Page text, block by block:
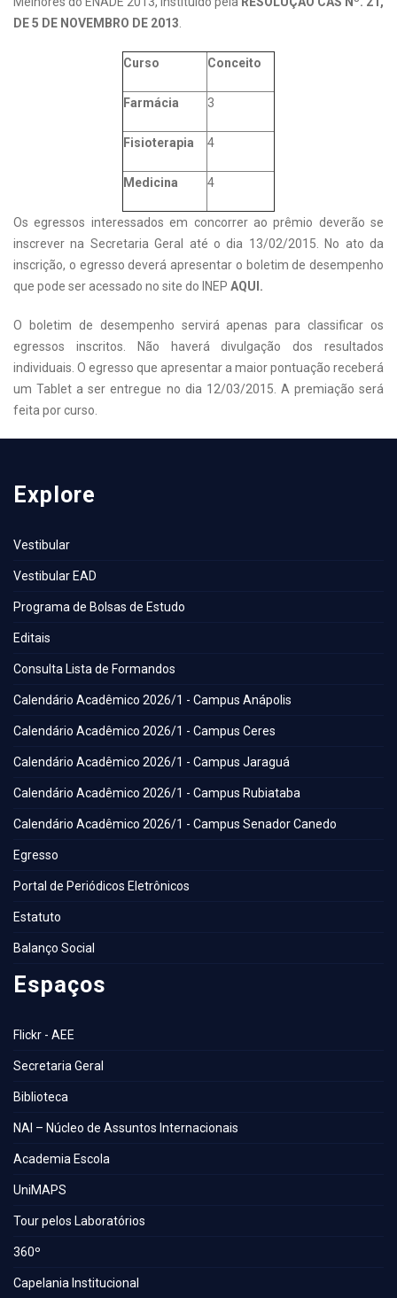
DE 5 DE NOVEMBRO DE 2013
Curso Conceito
Farmácia 3
Fisioterapia 4
Medicina 4
Os egressos interessados em concorrer ao prêmio deverão se
inscrever na Secretaria Geral até o dia 13/02/2015. No ato da
inscrição, o egresso deverá apresentar o boletim de desempenho
que pode ser acessado no site do INEP AQUI .
O boletim de desempenho servirá apenas para classificar os
egressos inscritos. Não haverá divulgação dos resultados
individuais. O egresso que apresentar a maior pontuação receberá
um Tablet a ser entregue no dia 12/03/2015. A premiação será
feita por curso.
Explore
Vestibular
Vestibular EAD
Programa de Bolsas de Estudo
Editais
Consulta Lista de Formandos
Calendário Acadêmico 2026/1 - Campus Anápolis
Calendário Acadêmico 2026/1 - Campus Ceres
Calendário Acadêmico 2026/1 - Campus Jaraguá
Calendário Acadêmico 2026/1 - Campus Rubiataba
Calendário Acadêmico 2026/1 - Campus Senador Canedo
Egresso
Portal de Periódicos Eletrônicos
Estatuto
Balanço Social
Espaços
Flickr - AEE
Secretaria Geral
Biblioteca
NAI – Núcleo de Assuntos Internacionais
Academia Escola
UniMAPS
Tour pelos Laboratórios
360º
Capelania Institucional